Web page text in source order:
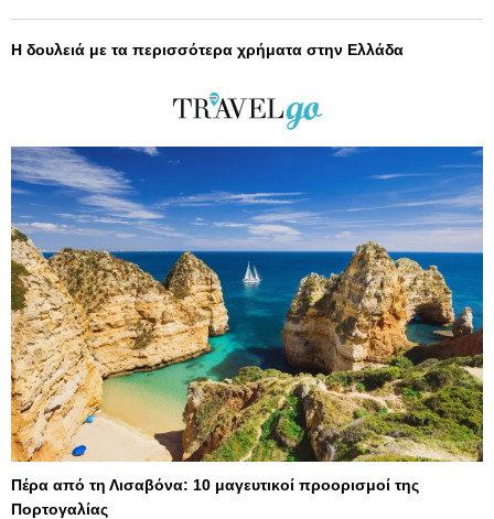
Η δουλειά με τα περισσότερα χρήματα στην Ελλάδα
Πέρα από τη Λισαβόνα: 10 μαγευτικοί προορισμοί της
Πορτογαλίας